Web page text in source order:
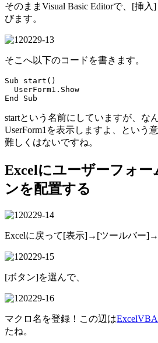
そのままVisual Basic Editorで、[挿
びます。
そこへ以下のコードを書きます。
Sub start()
  UserForm1.Show
startという名前にしていますが、な
UserForm1を表示しますよ、という
難しくはないですね。
Excelにユーザーフォー
ンを配置する
Excelに戻って[表示]→[ツールバー
[ボタン]を選んで、
マクロ名を登録！この辺は
たね。